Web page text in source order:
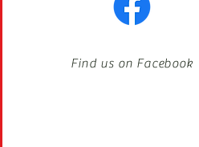
Find us on Facebook